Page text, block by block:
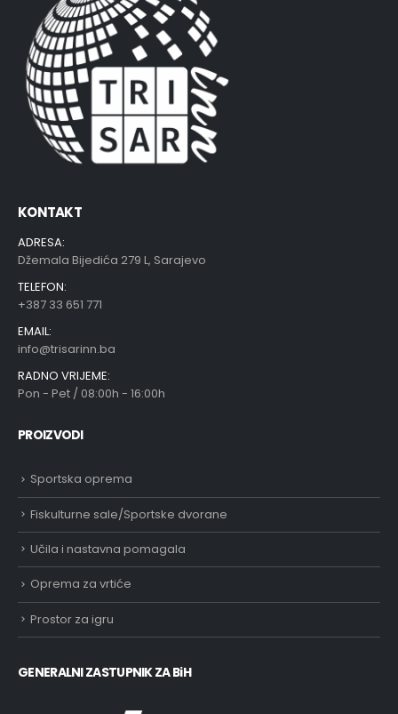
KONTAKT
ADRESA:
Džemala Bijedića 279 L, Sarajevo
TELEFON:
+387 33 651 771
EMAIL:
info@trisarinn.ba
RADNO VRIJEME:
Pon - Pet / 08:00h - 16:00h
PROIZVODI
Sportska oprema
Fiskulturne sale/Sportske dvorane
Učila i nastavna pomagala
Oprema za vrtiće
Prostor za igru
GENERALNI ZASTUPNIK ZA BiH